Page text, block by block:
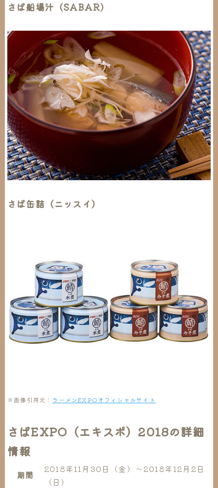
さば船場汁（SABAR）
さば缶詰（ニッスイ）
※画像引用元： ラーメンEXPOオフィシャルサイト
さばEXPO（エキスポ）2018の詳細
情報
期間
2018年11月30日（金）〜2018年12月2日
（日）